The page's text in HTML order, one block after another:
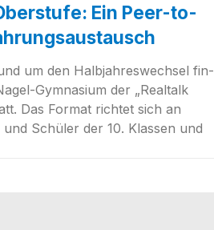
Ein Peer-to-
um den Halb­jah­res­wech­sel fin­
Gym­na­­si­um der „Real­talk
Das For­mat rich­tet sich an
Schü­ler der 10. Klas­sen und